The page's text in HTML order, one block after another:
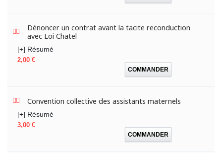
Dénoncer un contrat avant la tacite reconduction
avec Loi Chatel
[+] Résumé
Prix
2,00 €
COMMANDER
Convention collective des assistants maternels
[+] Résumé
Prix
3,00 €
COMMANDER